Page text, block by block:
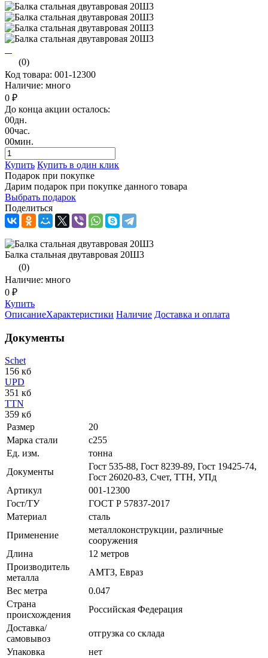
(0)
Код товара: 001-12300
Наличие: много
0 ₽
До конца акции осталось:
00дн.
00час.
00мин.
Купить Купить в один клик
Подарок при покупке
Дарим подарок при покупке данного товара
Выбрать подарок
Поделиться
Балка стальная двутавровая 20Ш3
(0)
Наличие: много
0 ₽
Купить
ОписаниеХарактеристики Наличие Доставка и оплата
Документы
Schet
156 кб
UPD
351 кб
TTN
359 кб
Размер
20
Марка стали
с255
Ед. изм.
тонна
Документы
Гост 535-88, Гост 8239-89, Гост 19425-74,
Гост 26020-83, Счет, ТТН, УПд
Артикул
001-12300
Гост/ТУ
ГОСТ Р 57837-2017
Материал
сталь
Применение
металлоконструкции, различные
сооружения
Длина
12 метров
Производитель
металла
АМТЗ, Евраз
Вес метра
0.047
Страна
происхождения
Российская Федерация
Доставка/
самовывоз
отгрузка со склада
Упаковка
нет